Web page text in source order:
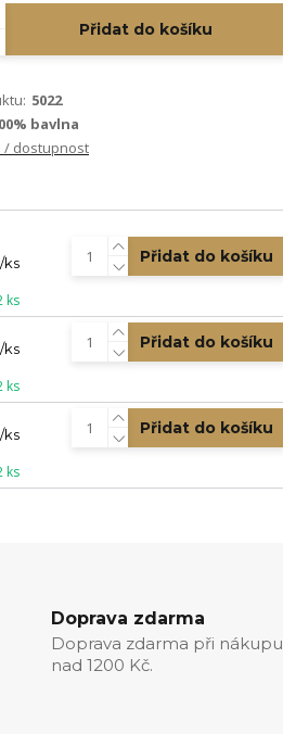
Přidat do košíku
5022
bavlna
/ dostupnost
/ks
ks
Přidat do košíku
/ks
ks
Přidat do košíku
/ks
ks
Přidat do košíku
Doprava zdarma
Doprava zdarma při nákupu
nad 1200 Kč.